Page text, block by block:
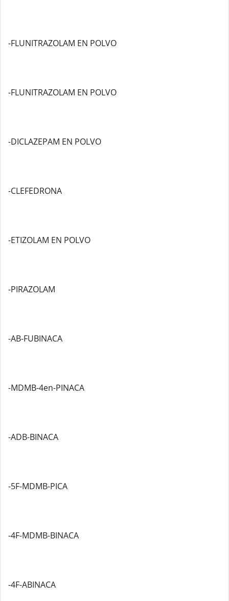
-FLUNITRAZOLAM EN POLVO
-FLUNITRAZOLAM EN POLVO
-DICLAZEPAM EN POLVO
-CLEFEDRONA
-ETIZOLAM EN POLVO
-PIRAZOLAM
-AB-FUBINACA
-MDMB-4en-PINACA
-ADB-BINACA
-5F-MDMB-PICA
-4F-MDMB-BINACA
-4F-ABINACA